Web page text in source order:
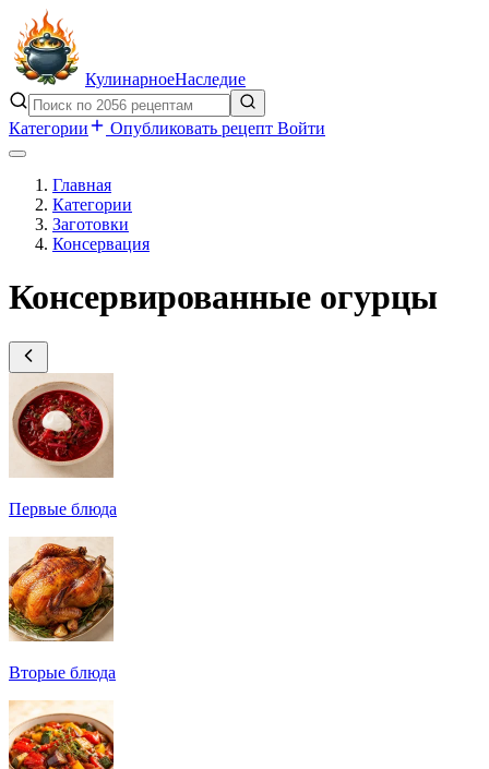
КулинарноеНаследие
Категории Опубликовать рецепт Войти
Главная
Категории
Заготовки
Консервация
Консервированные огурцы
Первые блюда
Вторые блюда